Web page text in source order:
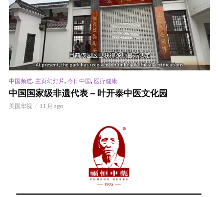
中国频道, 主页幻灯片, 今日中国, 医疗健康
中国国家级非遗代表 – 叶开泰中医文化园
美国华视 11 月 ago